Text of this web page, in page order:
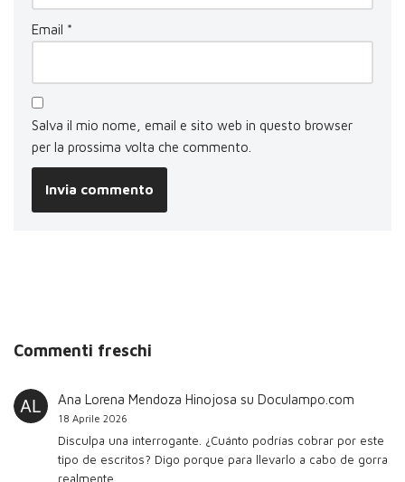
Email *
Salva il mio nome, email e sito web in questo browser
per la prossima volta che commento.
Commenti freschi
Ana Lorena Mendoza Hinojosa su Doculampo.com
18 Aprile 2026
Disculpa una interrogante. ¿Cuánto podrías cobrar por este
tipo de escritos? Digo porque para llevarlo a cabo de gorra
realmente…